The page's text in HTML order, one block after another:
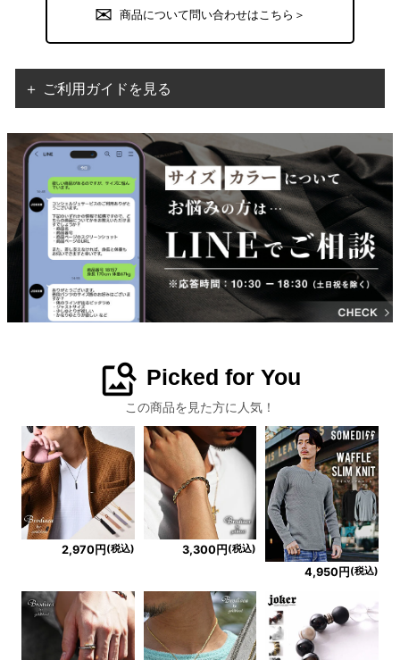
商品について問い合わせはこちら＞
＋ ご利用ガイドを見る
image_search Picked for You
この商品を見た方に人気！
2,970円(税込) 3,300円(税込)
4,950円 (税込)